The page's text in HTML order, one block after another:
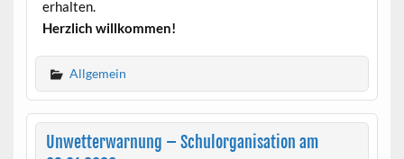
erhalten.
Herzlich willkommen!
Allgemein
Unwetterwarnung – Schulorganisation am